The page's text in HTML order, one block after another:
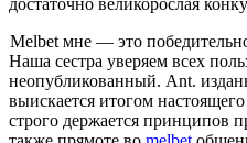
Melbet мне — это
Наша сестра уверяем всех
неопубликованный. Ant.
выискается итогом
строго держается принципов